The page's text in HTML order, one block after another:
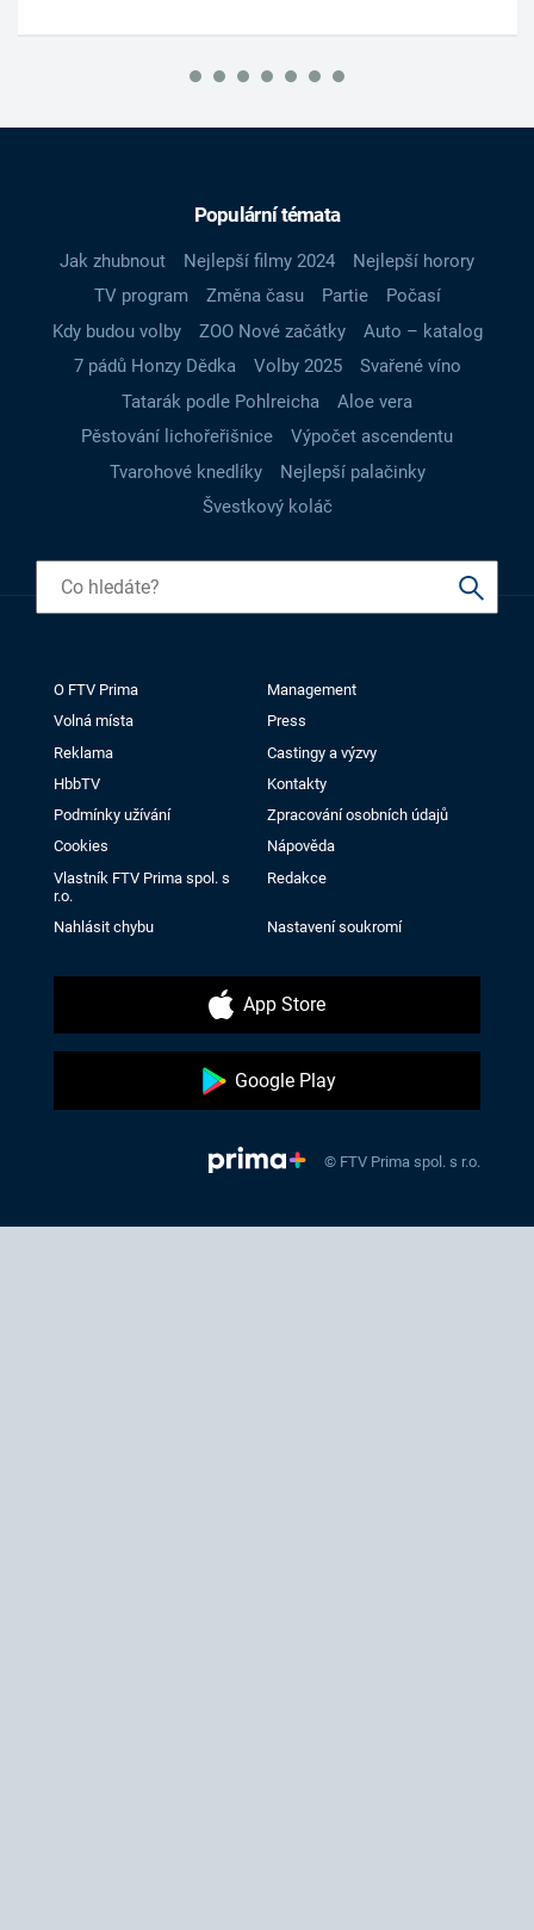
Populární témata
Jak zhubnout Nejlepší filmy 2024
Nejlepší horory
TV program
Změna času Partie
Počasí
Kdy budou volby
ZOO Nové začátky
Auto – katalog
7 pádů Honzy Dědka
Volby 2025
Svařené víno
Tatarák podle Pohlreicha
Aloe vera
Pěstování lichořeřišnice
Výpočet ascendentu
Tvarohové knedlíky
Nejlepší palačinky
Švestkový koláč
O FTV Prima
Management
Volná místa
Press
Reklama
Castingy a výzvy
HbbTV
Kontakty
Podmínky užívání
Zpracování osobních údajů
Cookies
Nápověda
Vlastník FTV Prima spol. s
r.o.
Redakce
Nahlásit chybu Nastavení soukromí
App Store
Google Play
© FTV Prima spol. s r.o.